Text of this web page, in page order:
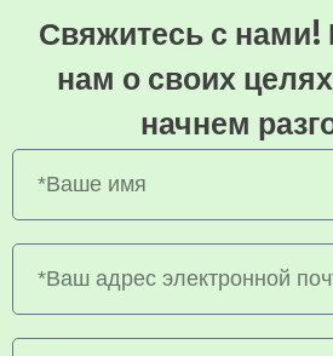
Свяжитесь с нами!
нам о своих
начнем